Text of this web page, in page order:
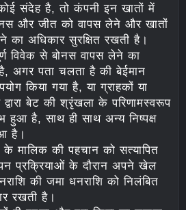
संदेह है, तो कंपनी इन खातों में
और जीत को वापस लेने और खातों
का अधिकार सुरक्षित रखती है।
विवेक से बोनस वापस लेने का
अगर पता चलता है की बेईमान
किया गया है, या ग्राहकों या
बेट की श्रृंखला के परिणामस्वरूप
है, साथ ही साथ अन्य निष्पक्ष
है।
मालिक की पहचान को सत्यापित
प्रक्रियाओं के दौरान अपने खेल
की जमा धनराशि को निलंबित
रखती है।